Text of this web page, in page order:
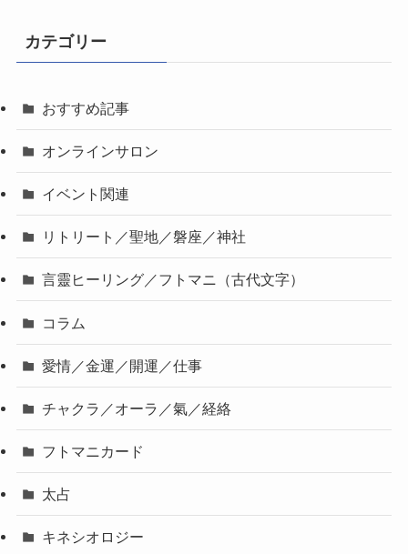
カテゴリー
おすすめ記事
オンラインサロン
イベント関連
リトリート／聖地／磐座／神社
言靈ヒーリング／フトマニ（古代文字）
コラム
愛情／金運／開運／仕事
チャクラ／オーラ／氣／経絡
フトマニカード
太占
キネシオロジー